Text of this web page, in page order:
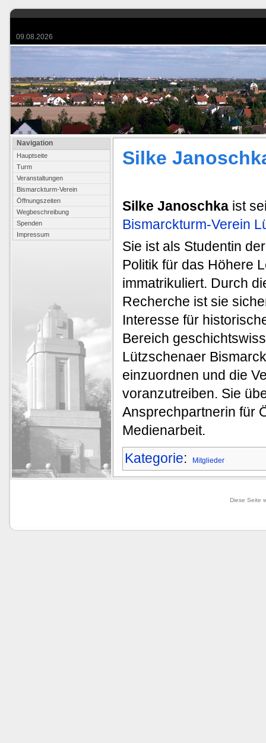
09.08.2026
Navigation
Hauptseite
Turm
Veranstaltungen
Bismarckturm-Verein
Öffnungszeiten
Wegbeschreibung
Spenden
Impressum
Silke
Silke Janoschkaist
Bismarckturm-Verein
Sie ist als Studentin
Politik für das Höhere
immatrikuliert. Durch
Recherche ist sie
Interesse für
Bereich
Lützschenaer
einzuordnen und die
voranzutreiben. Sie
Ansprechpartnerin für
Medienarbeit.
Kategorie: Mitglieder
Diese Seite